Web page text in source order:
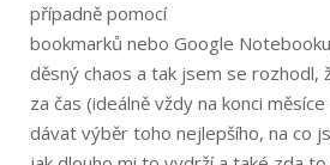
případně pomocí
bookmarků nebo Google
děsný chaos a tak jsem se rozhodl,
za čas (ideálně vždy na konci
dávat výběr toho nejlepšího, na co